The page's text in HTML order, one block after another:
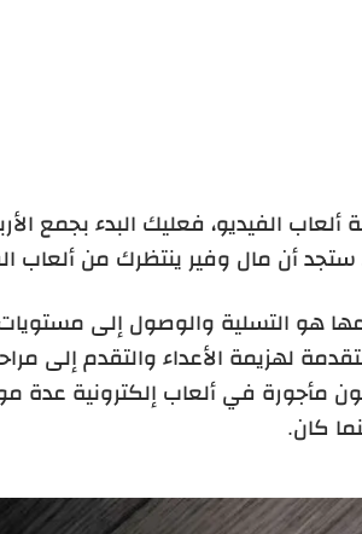
الفيديو، فعليك البدء بجمع
أن مال وفير ينتظرك من ألعاب
هو التسلية والوصول إلى
لهزيمة الأعداء والتقدم إلى
مأجورة في ألعاب إلكترونية عدة
كان.